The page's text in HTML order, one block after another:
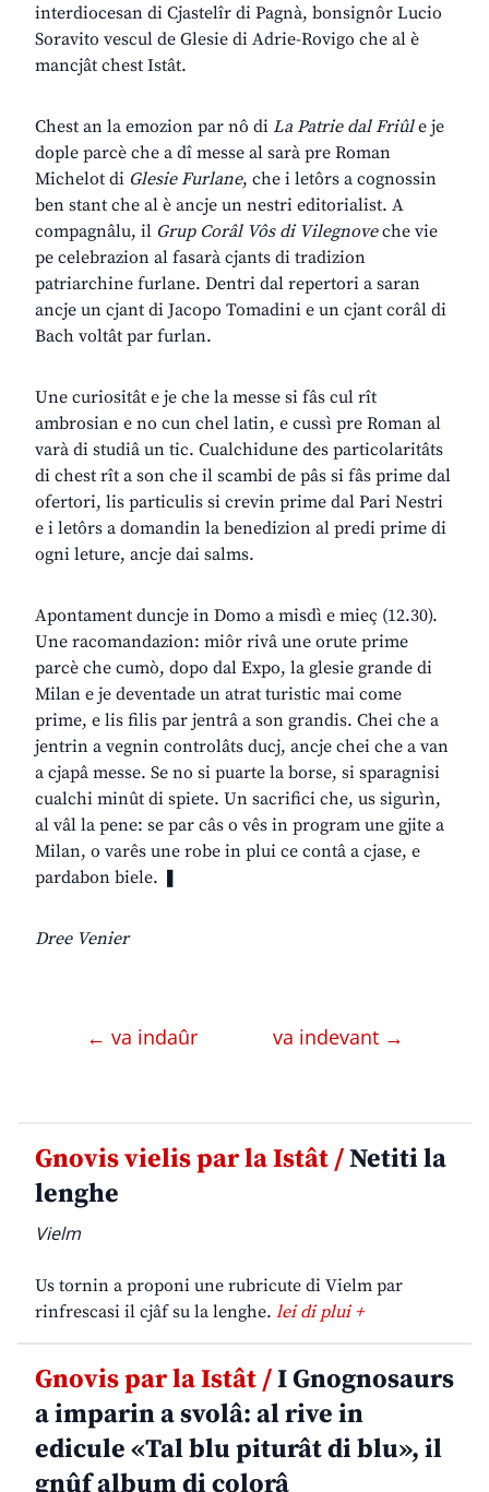
interdiocesan di Cjastelîr di Pagnà, bonsignôr Lucio
Soravito vescul de Glesie di Adrie-Rovigo che al è
mancjât chest Istât.
Chest an la emozion par nô di La Patrie dal Friûle je
dople parcè che a dî messe al sarà pre Roman
Michelot di Glesie Furlane, che i letôrs a cognossin
ben stant che al è ancje un nestri editorialist. A
compagnâlu, il Grup Corâl Vôs di Vilegnoveche vie
pe celebrazion al fasarà cjants di tradizion
patriarchine furlane. Dentri dal repertori a saran
ancje un cjant di Jacopo Tomadini e un cjant corâl di
Bach voltât par furlan.
Une curiositât e je che la messe si fâs cul rît
ambrosian e no cun chel latin, e cussì pre Roman al
varà di studiâ un tic. Cualchidune des particolaritâts
di chest rît a son che il scambi de pâs si fâs prime dal
ofertori, lis particulis si crevin prime dal Pari Nestri
e i letôrs a domandin la benedizion al predi prime di
ogni leture, ancje dai salms.
Apontament duncje in Domo a misdì e mieç (12.30).
Une racomandazion: miôr rivâ une orute prime
parcè che cumò, dopo dal Expo, la glesie grande di
Milan e je deventade un atrat turistic mai come
prime, e lis filis par jentrâ a son grandis. Chei che a
jentrin a vegnin controlâts ducj, ancje chei che a van
a cjapâ messe. Se no si puarte la borse, si sparagnisi
cualchi minût di spiete. Un sacrifici che, us sigurìn,
al vâl la pene: se par câs o vês in program une gjite a
Milan, o varês une robe in plui ce contâ a cjase, e
pardabon biele. ❚
Dree Venier
← va indaûr va indevant →
Gnovis vielis par la Istât /Netiti la
lenghe
Vielm
Us tornin a proponi une rubricute di Vielm par
rinfrescasi il cjâf su la lenghe. lei di plui +
Gnovis par la Istât /I Gnognosaurs
a imparin a svolâ: al rive in
edicule «Tal blu piturât di blu», il
gnûf album di colorâ